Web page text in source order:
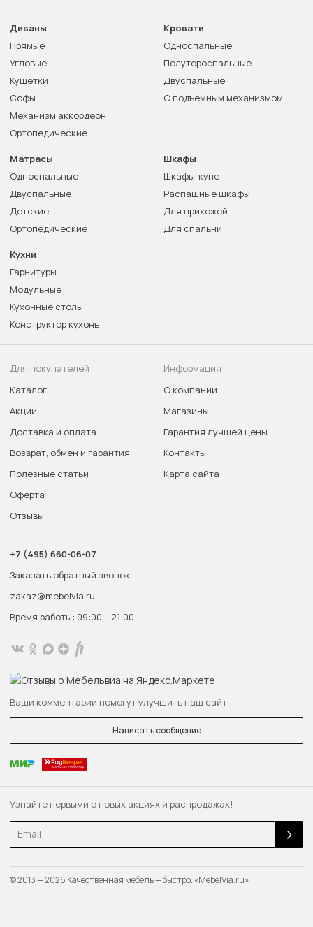
Узнайте первыми о новых акциях и распродажах!
Диваны
Прямые
Угловые
Кушетки
Софы
Механизм аккордеон
Ортопедические
Кровати
Односпальные
Полутороспальные
Двуспальные
С подъемным механизмом
Матрасы
Односпальные
Двуспальные
Детские
Ортопедические
Шкафы
Шкафы-купе
Распашные шкафы
Для прихожей
Для спальни
Кухни
Гарнитуры
Модульные
Кухонные столы
Конструктор кухонь
Для покупателей
Каталог
Акции
Доставка и оплата
Возврат, обмен и гарантия
Полезные статьи
Оферта
Отзывы
Информация
О компании
Магазины
Гарантия лучшей цены
Контакты
Карта сайта
+7 (495) 660-06-07
Заказать обратный звонок
zakaz@mebelvia.ru
Время работы: 09:00 – 21:00
Ваши комментарии помогут улучшить наш сайт
Написать сообщение
© 2013 — 2026 Качественная мебель — быстро. «MebelVia.ru»